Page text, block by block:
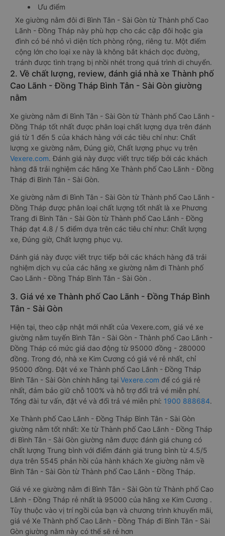
Ưu điểm
Xe giường nằm đôi đi Bình Tân - Sài Gòn từ Thành phố Cao
Lãnh - Đồng Tháp này phù hợp cho các cặp đôi hoặc gia
đình có bé nhỏ vì diện tích phòng rộng, riêng tư. Một điểm
cộng lớn cho loại xe này là không bắt khách dọc đường,
tránh được tình trạng bị nhồi nhét trong quá trình di chuyển.
2. Về chất lượng, review, đánh giá nhà xe Thành phố
Cao Lãnh - Đồng Tháp Bình Tân - Sài Gòn giường
nằm
Xe giường nằm đi Bình Tân - Sài Gòn từ Thành phố Cao Lãnh -
Đồng Tháp tốt nhất được phân loại chất lượng dựa trên đánh
giá từ 1 đến 5 của khách hàng với các tiêu chí như: Chất
lượng xe giường nằm, Đúng giờ, Chất lượng phục vụ trên
Vexere.com. Đánh giá này được viết trực tiếp bởi các khách
hàng đã trải nghiệm các hãng Xe Thành phố Cao Lãnh - Đồng
Tháp đi Bình Tân - Sài Gòn.
Xe giường nằm đi Bình Tân - Sài Gòn từ Thành phố Cao Lãnh -
Đồng Tháp được phân loại chất lượng tốt nhất là xe Phương
Trang đi Bình Tân - Sài Gòn từ Thành phố Cao Lãnh - Đồng
Tháp đạt 4.8 / 5 điểm dựa trên các tiêu chí như: Chất lượng
xe, Đúng giờ, Chất lượng phục vụ.
Đánh giá này được viết trực tiếp bởi các khách hàng đã trải
nghiệm dịch vụ của các hãng xe giường nằm đi Thành phố
Cao Lãnh - Đồng Tháp Bình Tân - Sài Gòn .
3. Giá vé xe Thành phố Cao Lãnh - Đồng Tháp Bình
Tân - Sài Gòn
Hiện tại, theo cập nhật mới nhất của Vexere.com, giá vé xe
giường nằm tuyến Bình Tân - Sài Gòn - Thành phố Cao Lãnh -
Đồng Tháp có mức giá dao động từ 95000 đồng - 280000
đồng. Trong đó, nhà xe Kim Cương có giá vé rẻ nhất, chỉ
95000 đồng. Đặt vé xe Thành phố Cao Lãnh - Đồng Tháp
Bình Tân - Sài Gòn chính hãng tại Vexere.com để có giá rẻ
nhất, đảm bảo giữ chỗ 100% và hỗ trợ đổi trả vé miễn phí.
Tổng đài tư vấn, đặt vé và đổi trả vé miễn phí: 1900 888684.
Xe Thành phố Cao Lãnh - Đồng Tháp Bình Tân - Sài Gòn
giường nằm tốt nhất: Xe từ Thành phố Cao Lãnh - Đồng Tháp
đi Bình Tân - Sài Gòn giường nằm được đánh giá chung có
chất lượng Trung bình với điểm đánh giá trung bình từ 4.5/5
dựa trên 5545 phản hồi của hành khách Xe giường nằm về
Bình Tân - Sài Gòn từ Thành phố Cao Lãnh - Đồng Tháp.
Giá vé xe giường nằm đi Bình Tân - Sài Gòn từ Thành phố Cao
Lãnh - Đồng Tháp rẻ nhất là 95000 của hãng xe Kim Cương .
Tùy thuộc vào vị trí ngồi của bạn và chương trình khuyến mãi,
giá vé Xe Thành phố Cao Lãnh - Đồng Tháp đi Bình Tân - Sài
Gòn giường nằm này có thể sẽ rẻ hơn